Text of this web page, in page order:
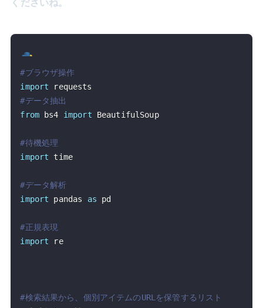
#ブラウザ操作
import
#データ抽出
from bs4 import BeautifulSoup
#待機処理
import
#データ解析
import pandas as
#正規表現
import
re
#検索結果から、個別アイテムのURLを保管するリスト